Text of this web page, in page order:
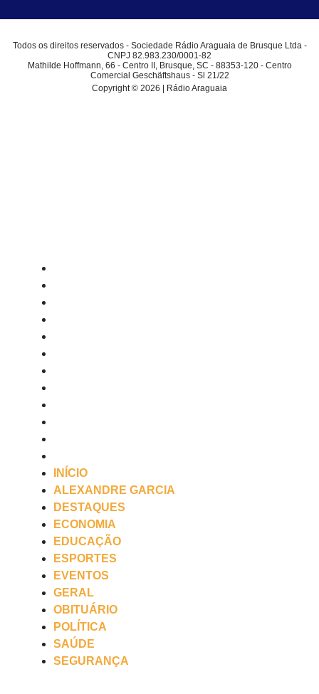
Todos os direitos reservados - Sociedade Rádio Araguaia de Brusque Ltda -
CNPJ 82.983.230/0001-82
Mathilde Hoffmann, 66 - Centro II, Brusque, SC - 88353-120 - Centro
Comercial Geschäftshaus - Sl 21/22
Copyright © 2026 | Rádio Araguaia
INÍCIO
ALEXANDRE GARCIA
DESTAQUES
ECONOMIA
EDUCAÇÃO
ESPORTES
EVENTOS
GERAL
OBITUÁRIO
POLÍTICA
SAÚDE
SEGURANÇA